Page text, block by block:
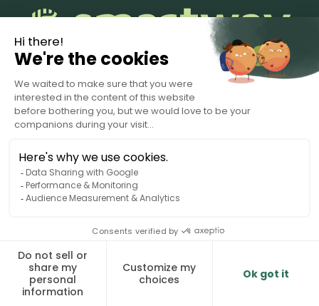
© 2025 Smartway. Tous droits réservés.
Conditions d'utilisation.
Privacy Policy
Data Processing Agreement